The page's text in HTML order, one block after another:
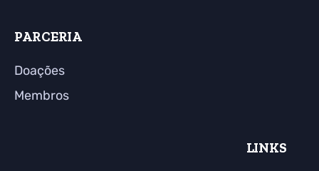
PARCERIA
Doações
Membros
LINKS